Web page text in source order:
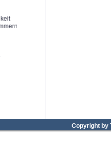
Copyright by